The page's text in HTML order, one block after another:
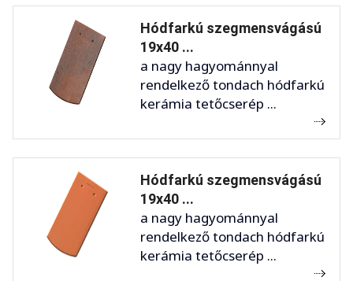
Hódfarkú szegmensvágású
19x40 ...
a nagy hagyománnyal
rendelkező tondach hódfarkú
kerámia tetőcserép ...
Hódfarkú szegmensvágású
19x40 ...
a nagy hagyománnyal
rendelkező tondach hódfarkú
kerámia tetőcserép ...